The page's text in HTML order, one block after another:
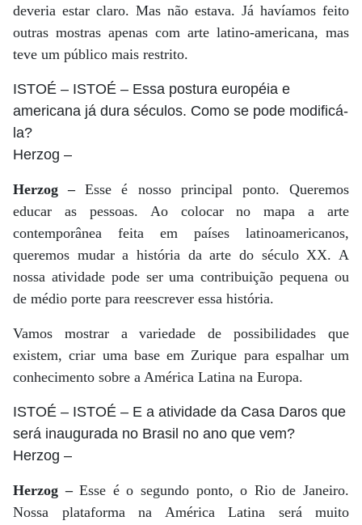
deveria estar claro. Mas não estava. Já havíamos feito
outras mostras apenas com arte latino-americana, mas
teve um público mais restrito.
ISTOÉ – ISTOÉ – Essa postura européia e
americana já dura séculos. Como se pode modificá-
la?
Herzog –
Herzog –Esse é nosso principal ponto. Queremos
educar as pessoas. Ao colocar no mapa a arte
contemporânea feita em países latinoamericanos,
queremos mudar a história da arte do século XX. A
nossa atividade pode ser uma contribuição pequena ou
de médio porte para reescrever essa história.
Vamos mostrar a variedade de possibilidades que
existem, criar uma base em Zurique para espalhar um
conhecimento sobre a América Latina na Europa.
ISTOÉ – ISTOÉ – E a atividade da Casa Daros que
será inaugurada no Brasil no ano que vem?
Herzog –
Herzog –Esse é o segundo ponto, o Rio de Janeiro.
Nossa plataforma na América Latina será muito